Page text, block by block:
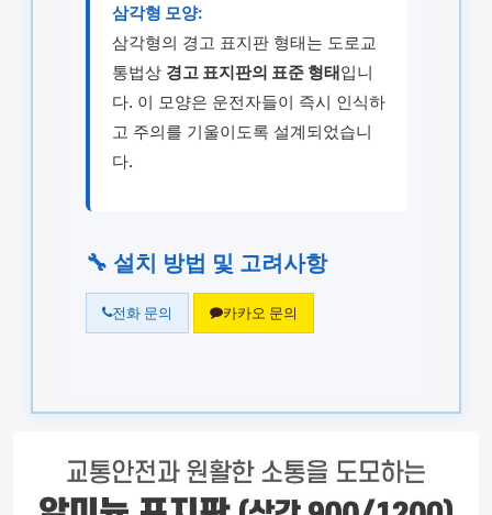
삼각형 모양:
삼각형의 경고 표지판 형태는 도로교
통법상 경고 표지판의 표준 형태입니
다. 이 모양은 운전자들이 즉시 인식하
고 주의를 기울이도록 설계되었습니
다.
🔧 설치 방법 및 고려사항
전화 문의 카카오 문의